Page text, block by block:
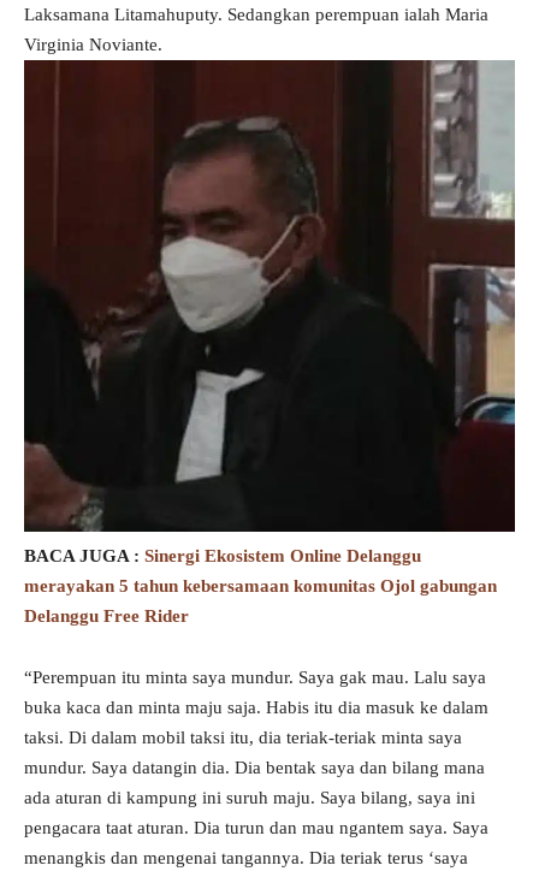
Laksamana Litamahuputy. Sedangkan perempuan ialah Maria
Virginia Noviante.
BACA JUGA : Sinergi Ekosistem Online Delanggu
merayakan 5 tahun kebersamaan komunitas Ojol gabungan
Delanggu Free Rider
“Perempuan itu minta saya mundur. Saya gak mau. Lalu saya
buka kaca dan minta maju saja. Habis itu dia masuk ke dalam
taksi. Di dalam mobil taksi itu, dia teriak-teriak minta saya
mundur. Saya datangin dia. Dia bentak saya dan bilang mana
ada aturan di kampung ini suruh maju. Saya bilang, saya ini
pengacara taat aturan. Dia turun dan mau ngantem saya. Saya
menangkis dan mengenai tangannya. Dia teriak terus ‘saya